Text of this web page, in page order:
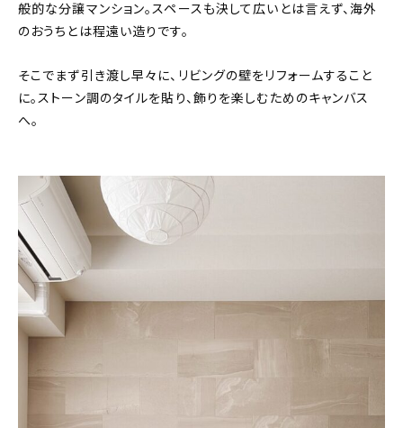
般的な分譲マンション。スペースも決して広いとは言えず、海外
のおうちとは程遠い造りです。
そこでまず引き渡し早々に、リビングの壁をリフォームすること
に。ストーン調のタイルを貼り、飾りを楽しむためのキャンバス
へ。